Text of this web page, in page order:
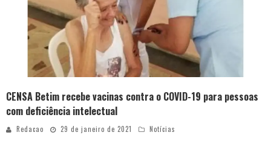
CENSA Betim recebe vacinas contra o COVID-19 para pessoas
com deficiência intelectual
Redacao 29 de janeiro de 2021 Notícias